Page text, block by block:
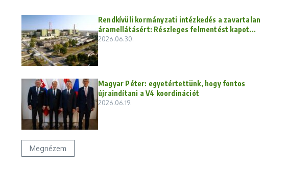
Rendkívüli kormányzati intézkedés a zavartalan
áramellátásért: Részleges felmentést kapot...
2026.06.30.
Magyar Péter: egyetértettünk, hogy fontos
újraindítani a V4 koordinációt
2026.06.19.
Megnézem